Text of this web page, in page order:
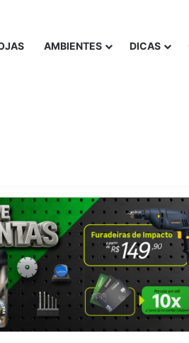
AMBIENTES DICAS